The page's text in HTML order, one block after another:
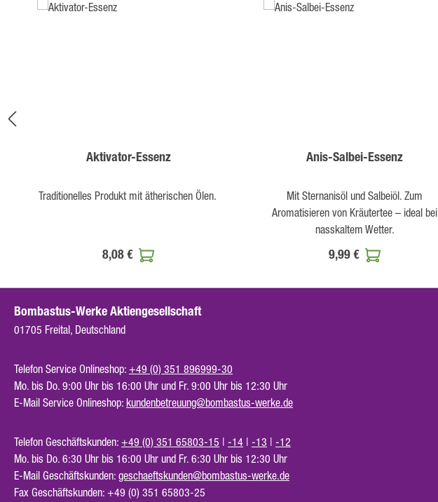
Aktivator-Essenz
Traditionelles Produkt mit ätherischen Ölen.
8,08 €
Anis-Salbei-Essenz
Mit Sternanisöl und Salbeiöl. Zum
Aromatisieren von Kräutertee – ideal bei
nasskaltem Wetter.
9,99 €
Bombastus-Werke Aktiengesellschaft
01705 Freital, Deutschland
Telefon Service Onlineshop: +49 (0) 351 896999-30
Mo. bis Do. 9:00 Uhr bis 16:00 Uhr und Fr. 9:00 Uhr bis 12:30 Uhr
E-Mail Service Onlineshop: kundenbetreuung@bombastus-werke.de
Telefon Geschäftskunden: +49 (0) 351 65803-15 -14 -13
-12
Mo. bis Do. 6:30 Uhr bis 16:00 Uhr und Fr. 6:30 Uhr bis 12:30 Uhr
E-Mail Geschäftskunden: geschaeftskunden@bombastus-werke.de
Fax Geschäftskunden: +49 (0) 351 65803-25